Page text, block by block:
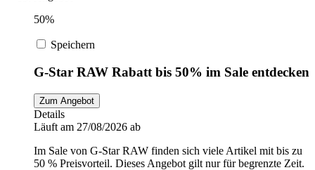
50%
Speichern
G-Star RAW Rabatt bis 50% im Sale entdecken
Zum Angebot
Details
Läuft am 27/08/2026 ab
Im Sale von G-Star RAW finden sich viele Artikel mit bis zu
50 % Preisvorteil. Dieses Angebot gilt nur für begrenzte Zeit.